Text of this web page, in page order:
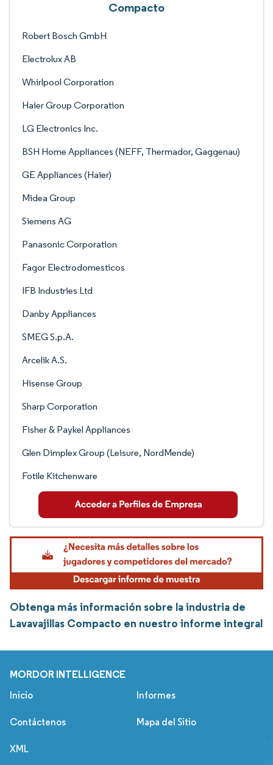
Compacto
Robert Bosch GmbH
Electrolux AB
Whirlpool Corporation
Haier Group Corporation
LG Electronics Inc.
BSH Home Appliances (NEFF, Thermador, Gaggenau)
GE Appliances (Haier)
Midea Group
Siemens AG
Panasonic Corporation
Fagor Electrodomesticos
IFB Industries Ltd
Danby Appliances
SMEG S.p.A.
Arcelik A.S.
Hisense Group
Sharp Corporation
Fisher & Paykel Appliances
Glen Dimplex Group (Leisure, NordMende)
Fotile Kitchenware
Obtenga más información sobre la industria de
Lavavajillas Compacto en nuestro informe integral
MORDOR INTELLIGENCE
Inicio Informes
Contáctenos Mapa del Sitio
XML